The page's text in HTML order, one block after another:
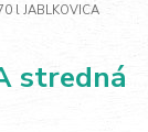
l JABLKOVICA
stredná